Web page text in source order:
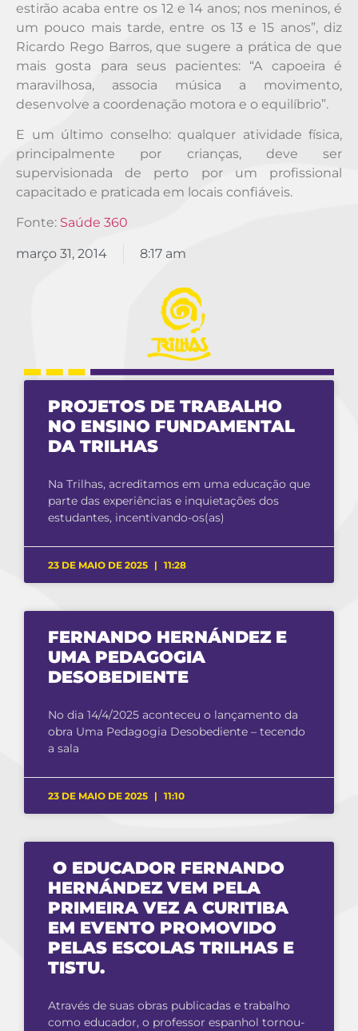
estirão acaba entre os 12 e 14 anos; nos meninos, é
um pouco mais tarde, entre os 13 e 15 anos”, diz
Ricardo Rego Barros, que sugere a prática de que
mais gosta para seus pacientes: “A capoeira é
maravilhosa, associa música a movimento,
desenvolve a coordenação motora e o equilíbrio”.
E um último conselho: qualquer atividade física,
principalmente por crianças, deve ser
supervisionada de perto por um profissional
capacitado e praticada em locais confiáveis.
Fonte: Saúde 360
março 31, 2014 8:17 am
PROJETOS DE TRABALHO
NO ENSINO FUNDAMENTAL
DA TRILHAS
Na Trilhas, acreditamos em uma educação que
parte das experiências e inquietações dos
estudantes, incentivando-os(as)
23 DE MAIO DE 2025 11:28
FERNANDO HERNÁNDEZ E
UMA PEDAGOGIA
DESOBEDIENTE
No dia 14/4/2025 aconteceu o lançamento da
obra Uma Pedagogia Desobediente – tecendo
a sala
23 DE MAIO DE 2025 11:10
O EDUCADOR FERNANDO
HERNÁNDEZ VEM PELA
PRIMEIRA VEZ A CURITIBA
EM EVENTO PROMOVIDO
PELAS ESCOLAS TRILHAS E
TISTU.
Através de suas obras publicadas e trabalho
como educador, o professor espanhol tornou-